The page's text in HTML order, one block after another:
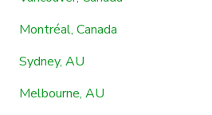
Montréal, Canada
Sydney, AU
Melbourne, AU